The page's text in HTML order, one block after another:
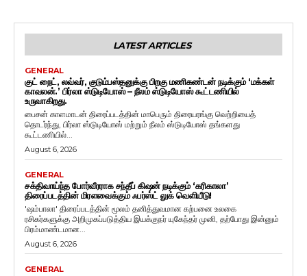
LATEST ARTICLES
GENERAL
குட் நைட், லவ்வர், குடும்பஸ்தனுக்கு பிறகு மணிகண்டன் நடிக்கும் ‘மக்கள்
காவலன்.’ பிர்லா ஸ்டுடியோஸ் – நீலம் ஸ்டுடியோஸ் கூட்டணியில்
உருவாகிறது.
பைசன் காளமாடன் திரைப்படத்தின் மாபெரும் திரையரங்கு வெற்றியைத்
தொடர்ந்து, பிர்லா ஸ்டுடியோஸ் மற்றும் நீலம் ஸ்டுடியோஸ் தங்களது
கூட்டணியில்...
August 6, 2026
GENERAL
சக்திவாய்ந்த போர்வீரராக சந்தீப் கிஷன் நடிக்கும் ‘கரிகாலா’
திரைப்படத்தின் மிரளவைக்கும் ஃபர்ஸ்ட் லுக் வெளியீடு!
'ஷம்பாலா' திரைப்படத்தின் மூலம் தனித்துவமான கற்பனை உலகை
ரசிகர்களுக்கு அறிமுகப்படுத்திய இயக்குநர் யுகேந்தர் முனி, தற்போது இன்னும்
பிரம்மாண்டமான...
August 6, 2026
GENERAL